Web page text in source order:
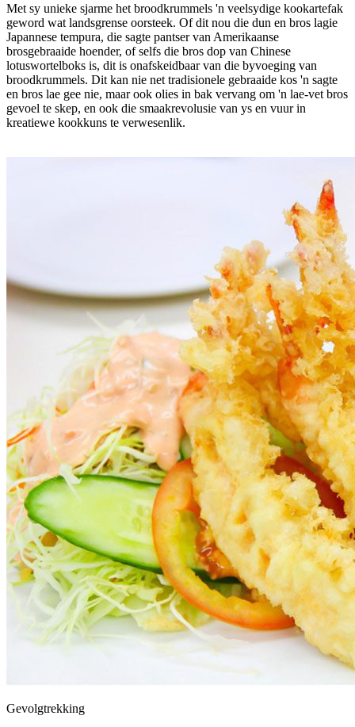
Met sy unieke sjarme het broodkrummels 'n veelsydige kookartefak
geword wat landsgrense oorsteek. Of dit nou die dun en bros lagie
Japannese tempura, die sagte pantser van Amerikaanse
brosgebraaide hoender, of selfs die bros dop van Chinese
lotuswortelboks is, dit is onafskeidbaar van die byvoeging van
broodkrummels. Dit kan nie net tradisionele gebraaide kos 'n sagte
en bros lae gee nie, maar ook olies in bak vervang om 'n lae-vet bros
gevoel te skep, en ook die smaakrevolusie van ys en vuur in
kreatiewe kookkuns te verwesenlik.
Gevolgtrekking